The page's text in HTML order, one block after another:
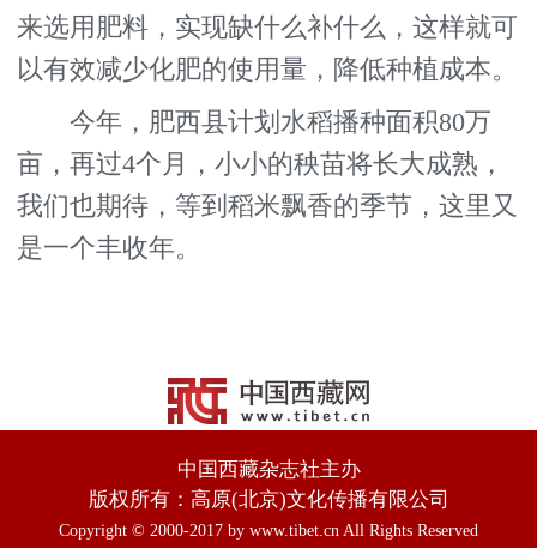
来选用肥料，实现缺什么补什么，这样就可
以有效减少化肥的使用量，降低种植成本。
今年，肥西县计划水稻播种面积80万
亩，再过4个月，小小的秧苗将长大成熟，
我们也期待，等到稻米飘香的季节，这里又
是一个丰收年。
中国西藏杂志社主办
版权所有：高原(北京)文化传播有限公司
Copyright © 2000-2017 by www.tibet.cn All Rights Reserved